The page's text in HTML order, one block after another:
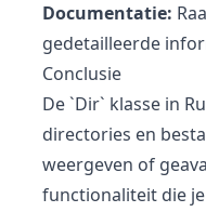
Documentatie:
gedetailleerde
Conclusie
De `Dir` klasse in
directories en
weergeven of
functionaliteit die